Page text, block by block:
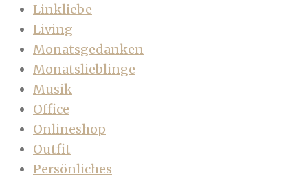
Linkliebe
Living
Monatsgedanken
Monatslieblinge
Musik
Office
Onlineshop
Outfit
Persönliches